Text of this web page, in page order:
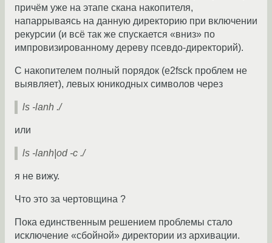
причём уже на этапе скана накопителя,
напаррываясь на данную директорию при включении
рекурсии (и всё так же спускается «вниз» по
импровизированному дереву псевдо-директорий).
С накопителем полный порядок (e2fsck проблем не
выявляет), левых юникодных символов через
ls -lanh ./
или
ls -lanh|od -c ./
я не вижу.
Что это за чертовщина ?
Пока единственным решением проблемы стало
исключение «сбойной» директории из архивации.